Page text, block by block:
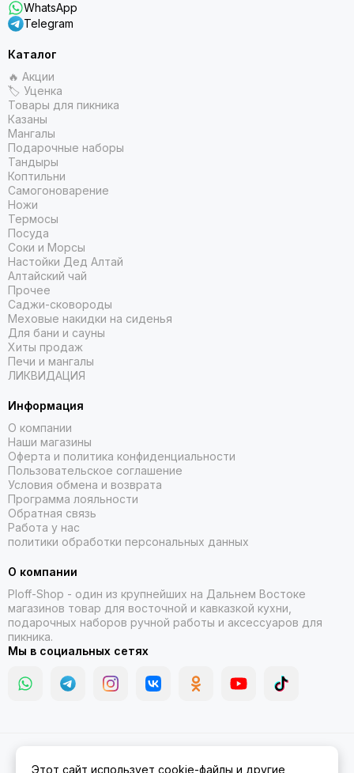
WhatsApp
Telegram
Каталог
🔥 Акции
🏷 Уценка
Товары для пикника
Казаны
Мангалы
Подарочные наборы
Тандыры
Коптильни
Самогоноварение
Ножи
Термосы
Посуда
Соки и Морсы
Настойки Дед Алтай
Алтайский чай
Прочее
Саджи-сковороды
Меховые накидки на сиденья
Для бани и сауны
Хиты продаж
Печи и мангалы
ЛИКВИДАЦИЯ
Информация
О компании
Наши магазины
Оферта и политика конфиденциальности
Пользовательское соглашение
Условия обмена и возврата
Программа лояльности
Обратная связь
Работа у нас
политики обработки персональных данных
О компании
Ploff-Shop - один из крупнейших на Дальнем Востоке
магазинов товар для восточной и кавказкой кухни,
подарочных наборов ручной работы и аксессуаров для
пикника.
Мы в социальных сетях
Амуре.Карта сайта
Этот сайт использует cookie-файлы и другие